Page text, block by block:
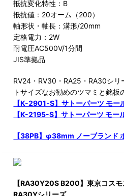
抵抗変化特性：B
抵抗値：20オーム（200）
軸形状・軸長：溝形/20mm
定格電力：2W
耐電圧AC500V/1分間
JIS準拠品
RV24・RV30・RA25・RA30シ
トサイズなお勧めのツマミと銘板
【K-2901-S】サトーパーツ モー
【K-2195-S】サトーパーツ モー
【38PB】φ38mm ノーブランド
【RA30Y20S B200】東京コス
RA30Yシリーズ